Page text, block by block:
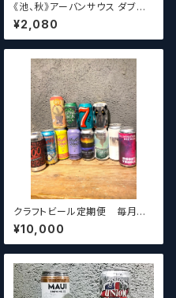
《池、秋》アーバンサウス ダブル
スピルド ロックザボート / Urba
n South HTX Double Spille
d: Rock the Boat【クラフトビ
¥2,080
クラフトビール定期便 毎月厳
選したクラフトビールをお届けし
ます。（10本～12本）
¥10,000